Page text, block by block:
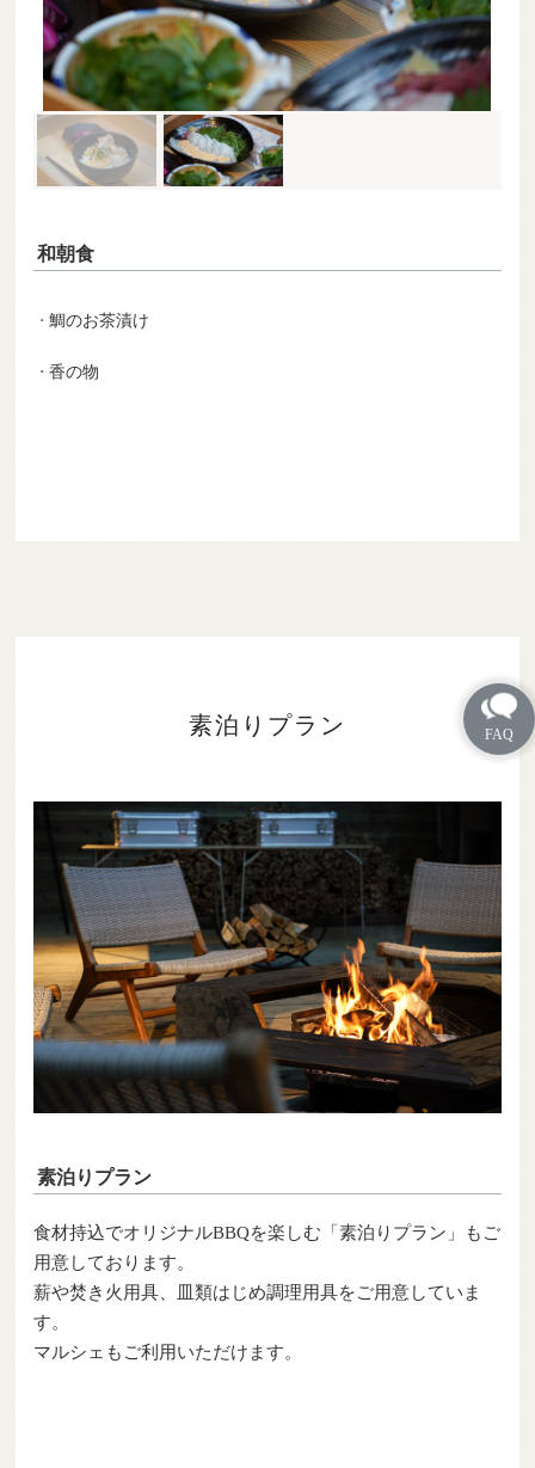
和朝食
鯛のお茶漬け
香の物
素泊りプラン
素泊りプラン
食材持込でオリジナルBBQを楽しむ「素泊りプラン」もご
用意しております。
薪や焚き火用具、皿類はじめ調理用具をご用意していま
す。
マルシェもご利用いただけます。